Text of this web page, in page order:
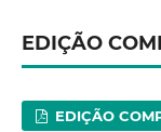
EDIÇÃO
EDIÇÃO